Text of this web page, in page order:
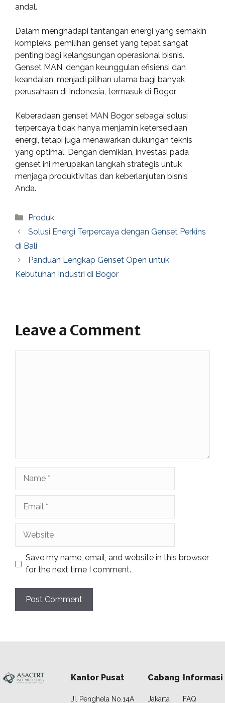
andal.
Dalam menghadapi tantangan energi yang semakin
kompleks, pemilihan genset yang tepat sangat
penting bagi kelangsungan operasional bisnis.
Genset MAN, dengan keunggulan efisiensi dan
keandalan, menjadi pilihan utama bagi banyak
perusahaan di Indonesia, termasuk di Bogor.
Keberadaan genset MAN Bogor sebagai solusi
terpercaya tidak hanya menjamin ketersediaan
energi, tetapi juga menawarkan dukungan teknis
yang optimal. Dengan demikian, investasi pada
genset ini merupakan langkah strategis untuk
menjaga produktivitas dan keberlanjutan bisnis
Anda.
Categories
Produk
Solusi Energi Terpercaya dengan Genset Perkins
di Bali
Panduan Lengkap Genset Open untuk
Kebutuhan Industri di Bogor
Leave a Comment
Save my name, email, and website in this browser
for the next time I comment.
Kantor Pusat
JI. Penghela No.14A
Cabang
Jakarta
Informasi
FAQ